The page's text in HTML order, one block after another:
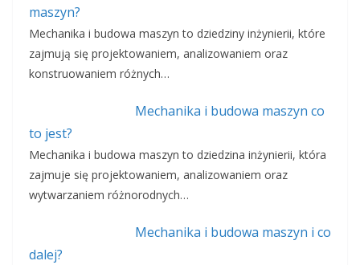
maszyn?
Mechanika i budowa maszyn to dziedziny inżynierii, które
zajmują się projektowaniem, analizowaniem oraz
konstruowaniem różnych…
Mechanika i budowa maszyn co
to jest?
Mechanika i budowa maszyn to dziedzina inżynierii, która
zajmuje się projektowaniem, analizowaniem oraz
wytwarzaniem różnorodnych…
Mechanika i budowa maszyn i co
dalej?